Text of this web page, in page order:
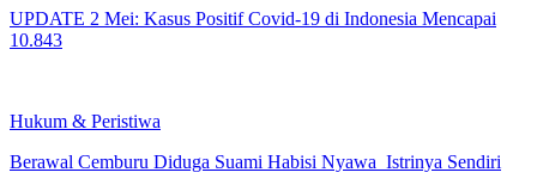
UPDATE 2 Mei: Kasus Positif Covid-19 di Indonesia Mencapai
10.843
Hukum & Peristiwa
Berawal Cemburu Diduga Suami Habisi Nyawa Istrinya Sendiri